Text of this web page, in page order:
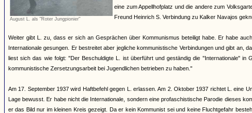
August L. als "Roter Jungpionier"
eine zum Appellhofplatz und die andere zum
Freund Heinrich S. Verbindung zu Kalker Navajos
Weiter gibt L. zu, dass er sich an Gesprächen über Kommunismus beteiligt habe. Er habe
Internationale gesungen. Er bestreitet aber jegliche kommunistische Verbindungen und gibt an,
liest sich das wie folgt: "Der Beschuldigte L. ist überführt und geständig die "Internationale"
kommunistische Zersetzungsarbeit bei Jugendlichen betrieben zu haben."
Am 17. September 1937 wird Haftbefehl gegen L. erlassen. Am 2. Oktober 1937 richtet L. eine
Lage bewusst. Er habe nicht die Internationale, sondern eine profaschistische Parodie dieses
er das Bild nur im kleinen Kreis gezeigt. Da er kein Kommunist sei und keine Fluchtgefahr